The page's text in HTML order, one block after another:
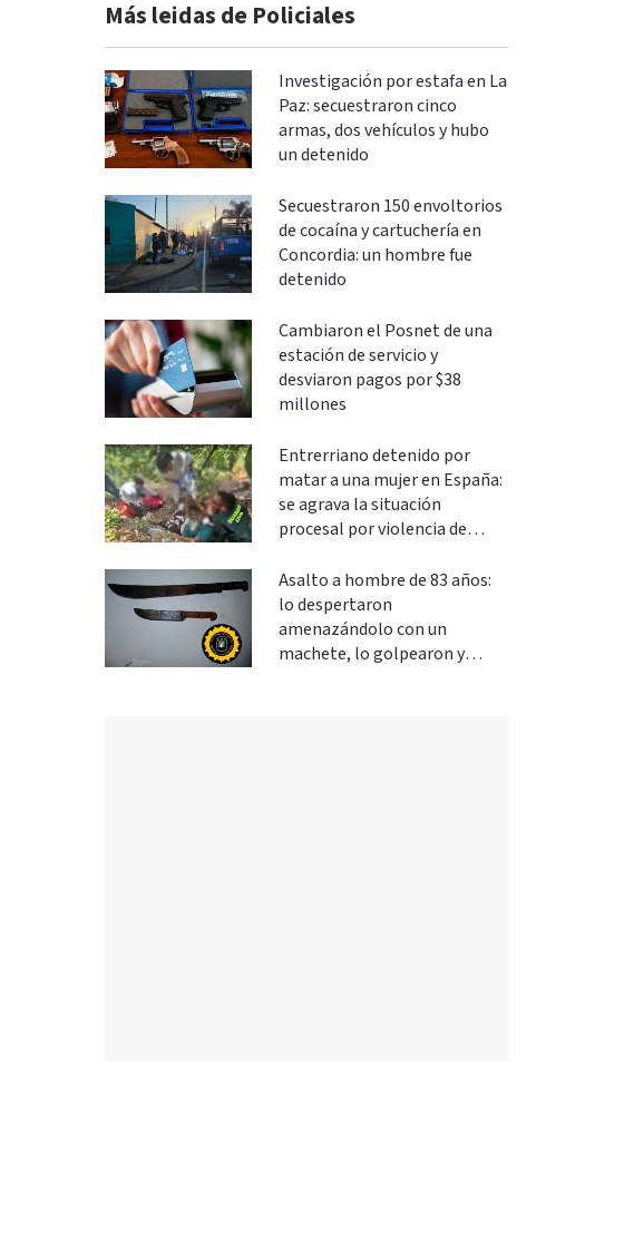
Más leidas de Policiales
Investigación por estafa en La
Paz: secuestraron cinco
armas, dos vehículos y hubo
un detenido
Secuestraron 150 envoltorios
de cocaína y cartuchería en
Concordia: un hombre fue
detenido
Cambiaron el Posnet de una
estación de servicio y
desviaron pagos por $38
millones
Entrerriano detenido por
matar a una mujer en España:
se agrava la situación
procesal por violencia de
Asalto a hombre de 83 años:
lo despertaron
amenazándolo con un
machete, lo golpearon y